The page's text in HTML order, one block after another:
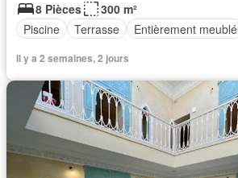
8 Pièces
300 m²
Piscine
Terrasse Entièrement meublé
Il y a 2 semaines, 2 jours